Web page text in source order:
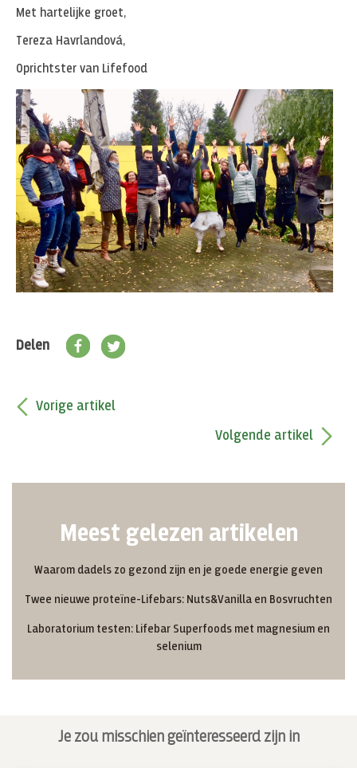
Met hartelijke groet,
Tereza Havrlandová,
Oprichtster van Lifefood
Delen
Vorige artikel
Volgende artikel
Meest gelezen artikelen
Waarom dadels zo gezond zijn en je goede energie geven
Twee nieuwe proteïne-Lifebars: Nuts&Vanilla en Bosvruchten
Laboratorium testen: Lifebar Superfoods met magnesium en
selenium
Je zou misschien geïnteresseerd zijn in